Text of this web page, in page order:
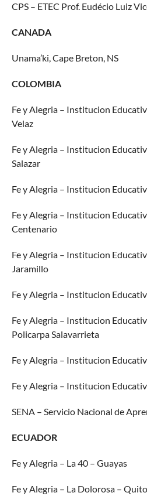
CPS – ETEC Prof. Eudécio Luiz
CANADA
Unama’ki, Cape Breton, NS
COLOMBIA
Fe y Alegria – Institucion
Velaz
Fe y Alegria – Institucion
Salazar
Fe y Alegria – Institucion
Fe y Alegria – Institucion
Centenario
Fe y Alegria – Institucion
Jaramillo
Fe y Alegria – Institucion
Fe y Alegria – Institucion
Policarpa Salavarrieta
Fe y Alegria – Institucion
Fe y Alegria – Institucion
SENA – Servicio Nacional de
ECUADOR
Fe y Alegria – La 40 – Guayas
Fe y Alegria – La Dolorosa – Quito